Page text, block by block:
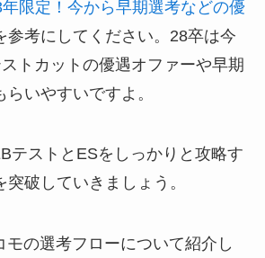
限定！今から早期選考などの優
参考にしてください。28卒は今
トカットの優遇オファーや早期
いやすいですよ。
テストとESをしっかりと攻略す
破していきましょう。
モの選考フローについて紹介し